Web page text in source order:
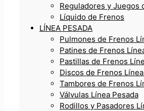
Reguladores y Juegos
Líquido de Frenos
LÍNEA PESADA
Pulmones de Frenos
Patines de Frenos
Pastillas de Frenos
Discos de Frenos
Tambores de Frenos
Válvulas Línea Pesada
Rodillos y Pasadores